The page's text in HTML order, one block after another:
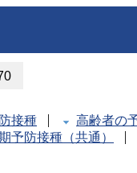
接種
高齢者の
予防接種（共通）